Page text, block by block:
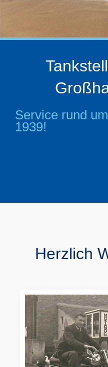
Service rund
1939!
Herzlich